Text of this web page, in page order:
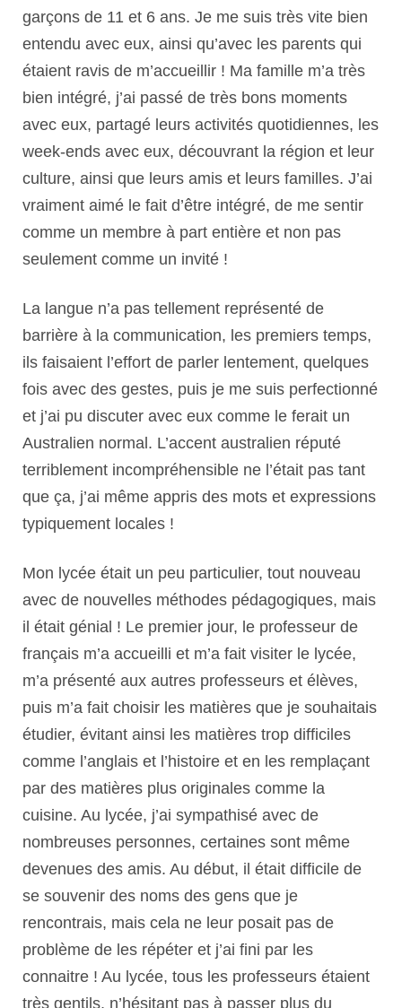
garçons de 11 et 6 ans. Je me suis très vite bien
entendu avec eux, ainsi qu’avec les parents qui
étaient ravis de m’accueillir ! Ma famille m’a très
bien intégré, j’ai passé de très bons moments
avec eux, partagé leurs activités quotidiennes, les
week-ends avec eux, découvrant la région et leur
culture, ainsi que leurs amis et leurs familles. J’ai
vraiment aimé le fait d’être intégré, de me sentir
comme un membre à part entière et non pas
seulement comme un invité !
La langue n’a pas tellement représenté de
barrière à la communication, les premiers temps,
ils faisaient l’effort de parler lentement, quelques
fois avec des gestes, puis je me suis perfectionné
et j’ai pu discuter avec eux comme le ferait un
Australien normal. L’accent australien réputé
terriblement incompréhensible ne l’était pas tant
que ça, j’ai même appris des mots et expressions
typiquement locales !
Mon lycée était un peu particulier, tout nouveau
avec de nouvelles méthodes pédagogiques, mais
il était génial ! Le premier jour, le professeur de
français m’a accueilli et m’a fait visiter le lycée,
m’a présenté aux autres professeurs et élèves,
puis m’a fait choisir les matières que je souhaitais
étudier, évitant ainsi les matières trop difficiles
comme l’anglais et l’histoire et en les remplaçant
par des matières plus originales comme la
cuisine. Au lycée, j’ai sympathisé avec de
nombreuses personnes, certaines sont même
devenues des amis. Au début, il était difficile de
se souvenir des noms des gens que je
rencontrais, mais cela ne leur posait pas de
problème de les répéter et j’ai fini par les
connaitre ! Au lycée, tous les professeurs étaient
très gentils, n’hésitant pas à passer plus du